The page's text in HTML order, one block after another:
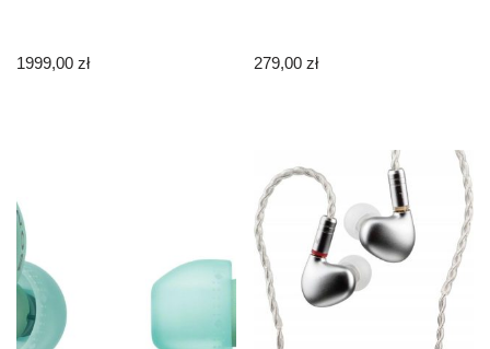
1999,00 zł 279,00zł